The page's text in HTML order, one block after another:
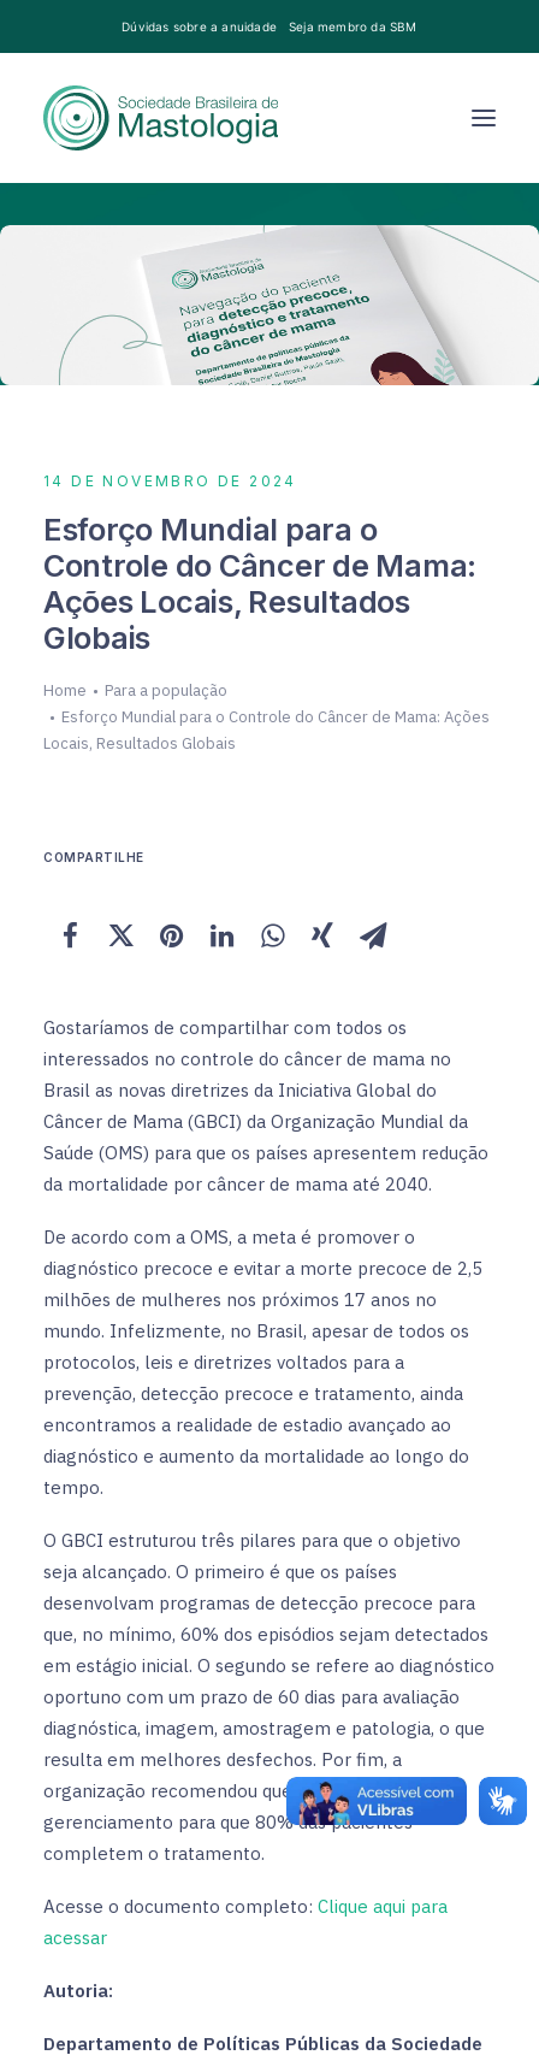
Dúvidas sobre a anuidade Seja membro da SBM
14 DE NOVEMBRO DE 2024
Esforço Mundial para o
Controle do Câncer de Mama:
Ações Locais, Resultados
Globais
Home
Para a população
Esforço Mundial para o Controle do Câncer de Mama: Ações
Locais, Resultados Globais
COMPARTILHE
Gostaríamos de compartilhar com todos os
interessados no controle do câncer de mama no
Brasil as novas diretrizes da Iniciativa Global do
Câncer de Mama (GBCI) da Organização Mundial da
Saúde (OMS) para que os países apresentem redução
da mortalidade por câncer de mama até 2040.
De acordo com a OMS, a meta é promover o
diagnóstico precoce e evitar a morte precoce de 2,5
milhões de mulheres nos próximos 17 anos no
mundo. Infelizmente, no Brasil, apesar de todos os
protocolos, leis e diretrizes voltados para a
prevenção, detecção precoce e tratamento, ainda
encontramos a realidade de estadio avançado ao
diagnóstico e aumento da mortalidade ao longo do
tempo.
O GBCI estruturou três pilares para que o objetivo
seja alcançado. O primeiro é que os países
desenvolvam programas de detecção precoce para
que, no mínimo, 60% dos episódios sejam detectados
em estágio inicial. O segundo se refere ao diagnóstico
oportuno com um prazo de 60 dias para avaliação
diagnóstica, imagem, amostragem e patologia, o que
resulta em melhores desfechos. Por fim, a
organização recomendou que haja um
gerenciamento para que 80% das pacientes
completem o tratamento.
Acesse o documento completo: Clique aqui para
acessar
Autoria:
Departamento de Políticas Públicas da Sociedade